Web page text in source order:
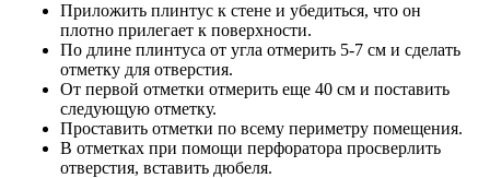
Приложить плинтус к стене и убедиться, что он
плотно прилегает к поверхности.
По длине плинтуса от угла отмерить 5-7 см и сделать
отметку для отверстия.
От первой отметки отмерить еще 40 см и поставить
следующую отметку.
Проставить отметки по всему периметру помещения.
В отметках при помощи перфоратора просверлить
отверстия, вставить дюбеля.